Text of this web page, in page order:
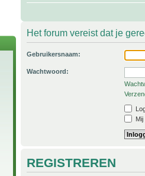
Het forum vereist dat je
Gebruikersnaam:
Wachtwoord:
REGISTREREN